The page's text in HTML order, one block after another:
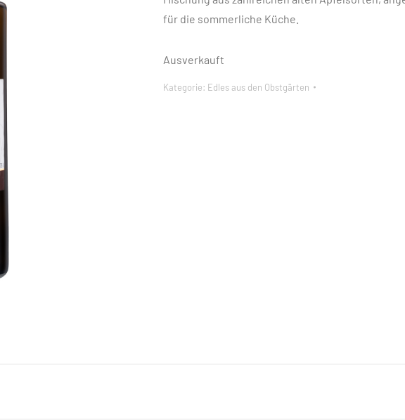
für die sommerliche Küche.
Ausverkauft
Kategorie: Edles aus den Obstgärten